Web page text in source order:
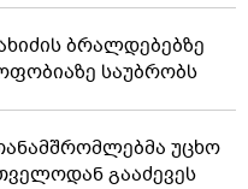
ბრალდებებზე
საუბრობს
უცხო
გააძევეს